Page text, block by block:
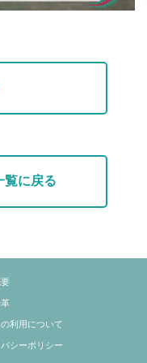
覧に戻る
利用について
シーポリシー